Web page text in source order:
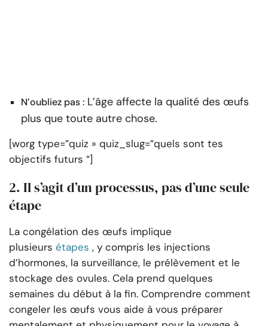
N’oubliez pas : L’âge affecte la qualité des œufs
plus que toute autre chose.
[worg type=”quiz » quiz_slug=”quels sont tes
objectifs futurs “]
2. Il s’agit d’un processus, pas d’une seule
étape
La congélation des œufs implique
plusieurs étapes , y compris les injections
d’hormones, la surveillance, le prélèvement et le
stockage des ovules. Cela prend quelques
semaines du début à la fin. Comprendre comment
congeler les œufs vous aide à vous préparer